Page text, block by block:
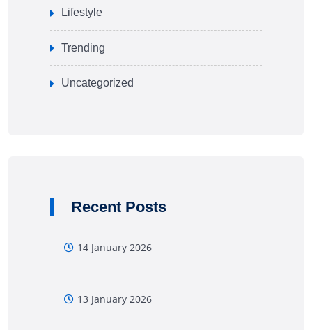
Lifestyle
Trending
Uncategorized
Recent Posts
14 January 2026
13 January 2026